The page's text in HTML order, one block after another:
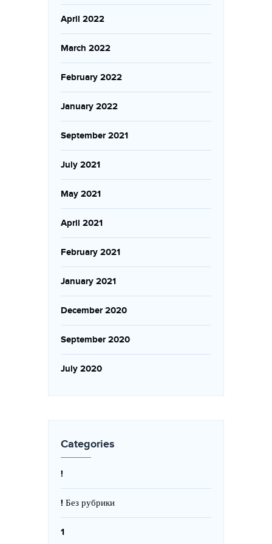
April 2022
March 2022
February 2022
January 2022
September 2021
July 2021
May 2021
April 2021
February 2021
January 2021
December 2020
September 2020
July 2020
Categories
!
! Без рубрики
1